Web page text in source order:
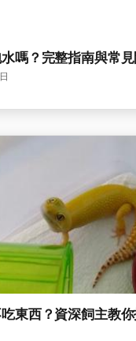
嗎？完整指南與常
東西？資深飼主教